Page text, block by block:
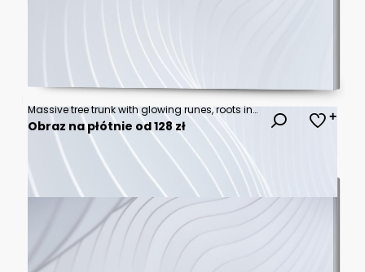
Massive tree trunk with glowing runes, roots in verdant forest, sunlit
Obraz na płótnie od 128 zł